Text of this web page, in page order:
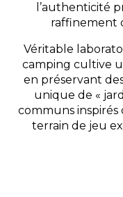
l’authenticité
raffinement
Véritable
camping cultive
en préservant
unique de «
communs inspirés
terrain de jeu